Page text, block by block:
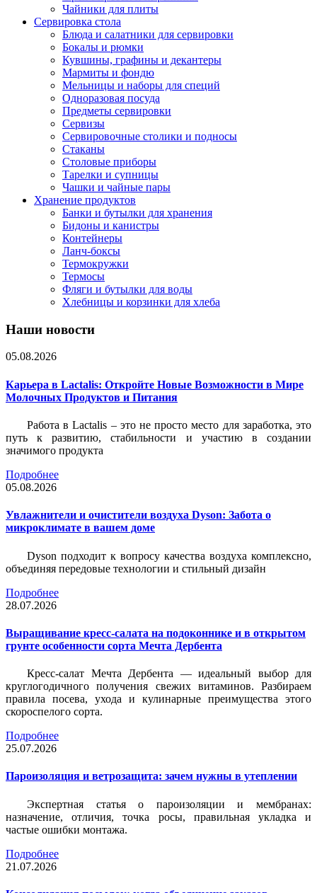
Чайники для плиты
Сервировка стола
Блюда и салатники для сервировки
Бокалы и рюмки
Кувшины, графины и декантеры
Мармиты и фондю
Мельницы и наборы для специй
Одноразовая посуда
Предметы сервировки
Сервизы
Сервировочные столики и подносы
Стаканы
Столовые приборы
Тарелки и супницы
Чашки и чайные пары
Хранение продуктов
Банки и бутылки для хранения
Бидоны и канистры
Контейнеры
Ланч-боксы
Термокружки
Термосы
Фляги и бутылки для воды
Хлебницы и корзинки для хлеба
Наши новости
05.08.2026
Карьера в Lactalis: Откройте Новые Возможности в Мире
Молочных Продуктов и Питания
Работа в Lactalis – это не просто место для заработка, это
путь к развитию, стабильности и участию в создании
значимого продукта
Подробнее
05.08.2026
Увлажнители и очистители воздуха Dyson: Забота о
микроклимате в вашем доме
Dyson подходит к вопросу качества воздуха комплексно,
объединяя передовые технологии и стильный дизайн
Подробнее
28.07.2026
Выращивание кресс-салата на подоконнике и в открытом
грунте особенности сорта Мечта Дербента
Кресс-салат Мечта Дербента — идеальный выбор для
круглогодичного получения свежих витаминов. Разбираем
правила посева, ухода и кулинарные преимущества этого
скороспелого сорта.
Подробнее
25.07.2026
Пароизоляция и ветрозащита: зачем нужны в утеплении
Экспертная статья о пароизоляции и мембранах:
назначение, отличия, точка росы, правильная укладка и
частые ошибки монтажа.
Подробнее
21.07.2026